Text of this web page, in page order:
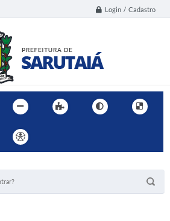
Login / Cadastro